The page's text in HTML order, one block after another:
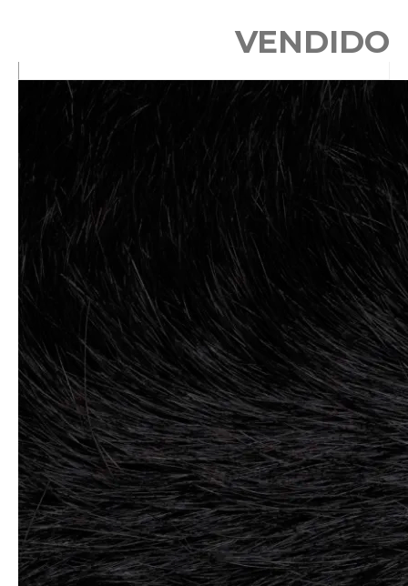
VENDIDO